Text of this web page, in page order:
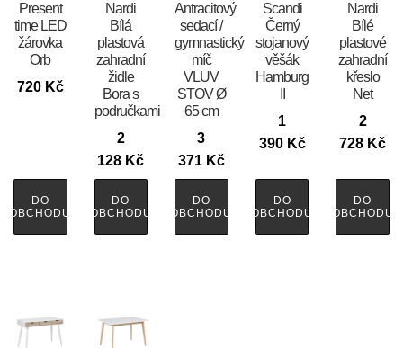
Present
time LED
žárovka
Orb
720 Kč
DO
OBCHODU
Nardi
Bílá
plastová
zahradní
židle
Bora s
područkami
2
128 Kč
DO
OBCHODU
Antracitový
sedací /
gymnastický
míč
VLUV
STOV Ø
65 cm
3
371 Kč
DO
OBCHODU
Scandi
Černý
stojanový
věšák
Hamburg
1
390 Kč
DO
OBCHODU
Nardi
Bílé
plastové
zahradní
křeslo
Net
2
728 Kč
DO
OBCHODU